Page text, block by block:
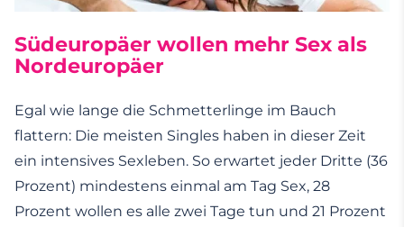
Südeuropäer wollen mehr Sex als
Nordeuropäer
Egal wie lange die Schmetterlinge im Bauch
flattern: Die meisten Singles haben in dieser Zeit
ein intensives Sexleben. So erwartet jeder Dritte (36
Prozent) mindestens einmal am Tag Sex, 28
Prozent wollen es alle zwei Tage tun und 21 Prozent